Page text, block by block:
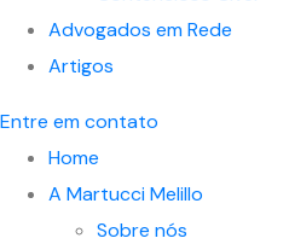
Advogados em Rede
Artigos
Entre em contato
Home
A Martucci Melillo
Sobre nós